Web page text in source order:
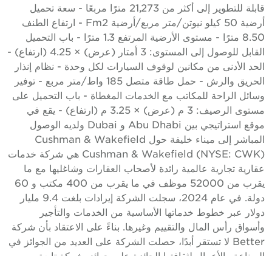
قابلة للتطوير إلى أكثر من 21,273 مترًا مربعًا - سعة تحميل
أرضية 50 كيلو نيوتن/متر مربع/أرضية Fm2 - ارتفاع الطنف
8.50 مترًا - مستوى الأرضية المرتفع 1.3 مترًا - باب التحميل
القابل للوصول إلى المستوى: 3 أمتار (عرض) × 4.25 (ارتفاع) -
الحد الأدنى من مكانين لوقوف السيارات لكل وحدة - نظام إنذار
الحريق والرش - حمل طاقة متصل 185 واط/متر مربع - توفير
وسائل الراحة للمكاتب مع الخدمات المغطاة - باب التحميل على
مستوى الرصيف: 3 م (عرض) × 3.25 م (ارتفاع) - يقع في
موقع استراتيجي بين Abu Dhabi و Dubai ولديه الوصول
المباشر إلى ميناء خليفة حول Cushman & Wakefield
Cushman & Wakefield (NYSE: CWK) هي شركة خدمات
عقارية تجارية عالمية رائدة لأصحاب العقارات وشاغليها مع ما
يقرب من 52000 موظف في ما يقرب من 400 مكتب و 60
دولة. في عام 2024، سجلت الشركة إيرادات بلغت 9.4 مليار
دولار عبر خطوط خدماتها الأساسية من الخدمات والتأجير
وأسواق رأس المال والتقييم وغيرها. بناءً على الاعتقاد بأن شركة
Better لا تستقر أبدًا، حصلت الشركة على العديد من الجوائز في